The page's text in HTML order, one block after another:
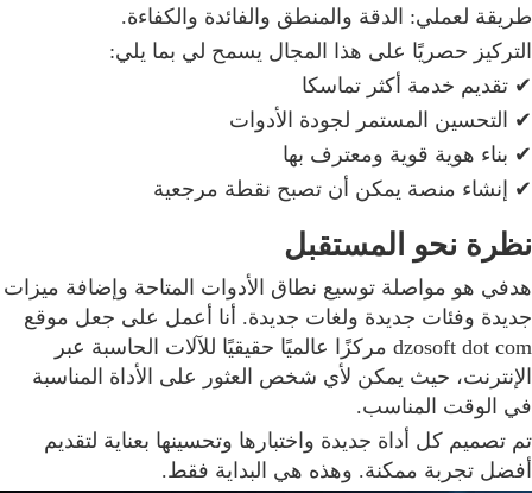
طريقة لعملي: الدقة والمنطق والفائدة والكفاءة.
التركيز حصريًا على هذا المجال يسمح لي بما يلي:
✔ تقديم خدمة أكثر تماسكا
✔ التحسين المستمر لجودة الأدوات
✔ بناء هوية قوية ومعترف بها
✔ إنشاء منصة يمكن أن تصبح نقطة مرجعية
نظرة نحو المستقبل
هدفي هو مواصلة توسيع نطاق الأدوات المتاحة وإضافة ميزات
جديدة وفئات جديدة ولغات جديدة. أنا أعمل على جعل موقع
dzosoft dot com مركزًا عالميًا حقيقيًا للآلات الحاسبة عبر
الإنترنت، حيث يمكن لأي شخص العثور على الأداة المناسبة
في الوقت المناسب.
تم تصميم كل أداة جديدة واختبارها وتحسينها بعناية لتقديم
أفضل تجربة ممكنة. وهذه هي البداية فقط.